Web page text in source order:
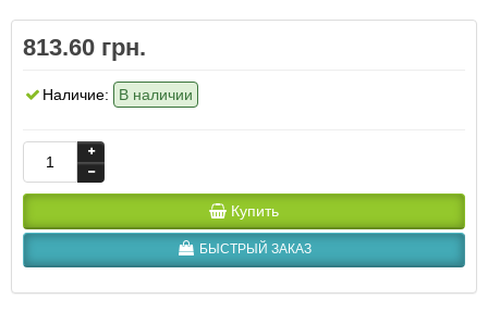
813.60 грн.
Наличие: В наличии
Купить
БЫСТРЫЙ ЗАКАЗ